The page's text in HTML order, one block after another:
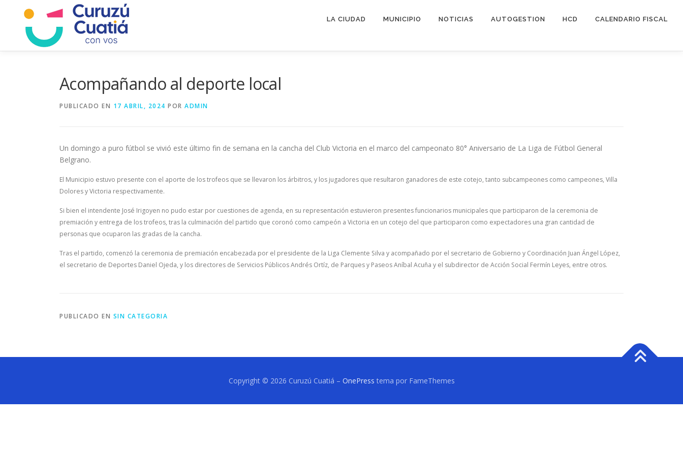
contenido
LA CIUDAD MUNICIPIO NOTICIAS AUTOGESTION HCD CALENDARIO FISCAL
Acompañando al deporte local
PUBLICADO EN 17 ABRIL, 2024 POR ADMIN
Un domingo a puro fútbol se vivió este último fin de semana en la cancha del Club Victoria en el marco del campeonato 80° Aniversario de La Liga de Fútbol General
Belgrano.
El Municipio estuvo presente con el aporte de los trofeos que se llevaron los árbitros, y los jugadores que resultaron ganadores de este cotejo, tanto subcampeones como campeones, Villa
Dolores y Victoria respectivamente.
Si bien el intendente José Irigoyen no pudo estar por cuestiones de agenda, en su representación estuvieron presentes funcionarios municipales que participaron de la ceremonia de
premiación y entrega de los trofeos, tras la culminación del partido que coronó como campeón a Victoria en un cotejo del que participaron como expectadores una gran cantidad de
personas que ocuparon las gradas de la cancha.
Tras el partido, comenzó la ceremonia de premiación encabezada por el presidente de la Liga Clemente Silva y acompañado por el secretario de Gobierno y Coordinación Juan Ángel López,
el secretario de Deportes Daniel Ojeda, y los directores de Servicios Públicos Andrés Ortíz, de Parques y Paseos Aníbal Acuña y el subdirector de Acción Social Fermín Leyes, entre otros.
PUBLICADO EN SIN CATEGORIA
Copyright © 2026 Curuzú Cuatiá – OnePress tema por FameThemes